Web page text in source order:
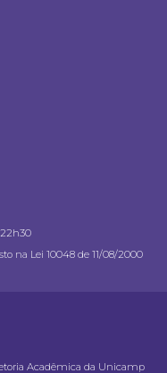
na Lei 10048 de 11/08/2000
Acadêmica da Unicamp